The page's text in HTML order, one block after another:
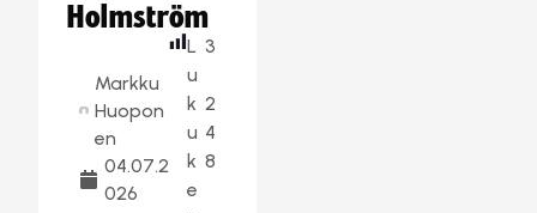
Holmström
Markku
Huopon
en
04.07.2
026
L
u
k
u
k
e
3
2
4
8